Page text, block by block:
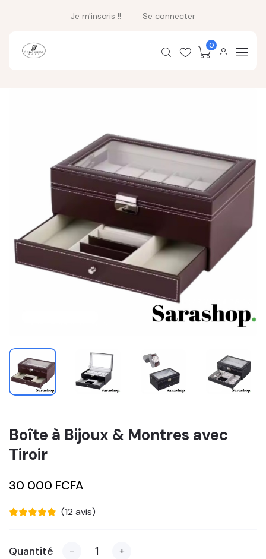
Je m'inscris !! Se connecter
0
Boîte à Bijoux & Montres avec
Tiroir
30 000 FCFA
(12 avis)
Quantité - +